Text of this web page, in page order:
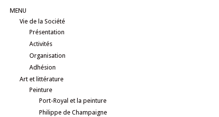
MENU
Vie de la Société
Présentation
Activités
Organisation
Adhésion
Art et littérature
Peinture
Port-Royal et la peinture
Philippe de Champaigne